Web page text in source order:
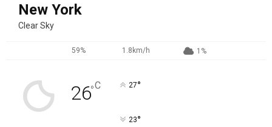
New York
Clear Sky
59% 1.8km/h 1%
26°C 27°
23°